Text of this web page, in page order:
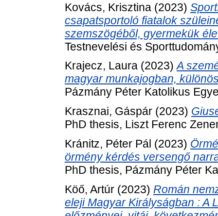
Kovács, Krisztina (2023)
csapatsportoló fiatalok
szemszögéből, gyermekük
Testnevelési és
Krajecz, Laura (2023)A
magyar munkajogban,
Pázmány Péter Katolikus
Krasznai, Gáspár (2023)
PhD thesis, Liszt Ferenc
Kránitz, Péter Pál (2023)
örmény kérdés versengő
PhD thesis, Pázmány Péter
Köő, Artúr (2023) Román
eleji Magyar Királyságban : A